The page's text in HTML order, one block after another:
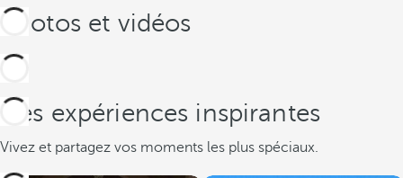
Photos et vidéos
Des expériences inspirantes
Vivez et partagez vos moments les plus spéciaux.